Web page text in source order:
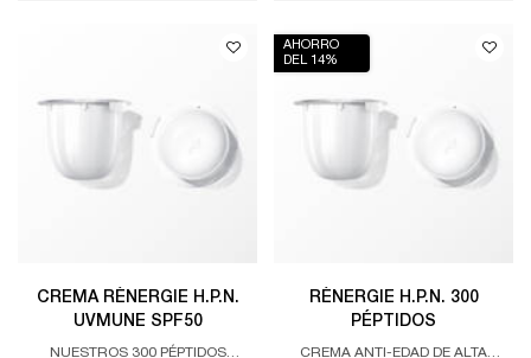
CREMA RÉNERGIE H.P.N.
UVMUNE SPF50
NUESTROS 300 PÉPTIDOS
AHORRO
DEL 14%
RÉNERGIE H.P.N. 300
PÉPTIDOS
CREMA ANTI-EDAD DE ALTA